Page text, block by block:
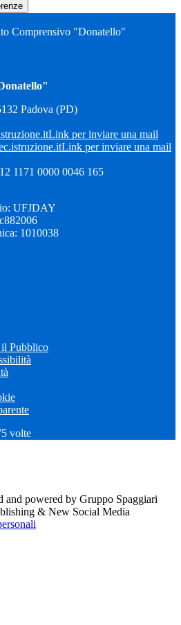
Comprensivo "Donatello"
Padova (PD)
Link per inviare una mail
Link per inviare una mail
1171 0000 0046 165
UFJDAY
1010038
Pubblico
volte
and powered by Gruppo Spaggiari
& New Social Media